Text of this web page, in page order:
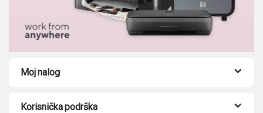
Moj nalog
Korisnička podrška